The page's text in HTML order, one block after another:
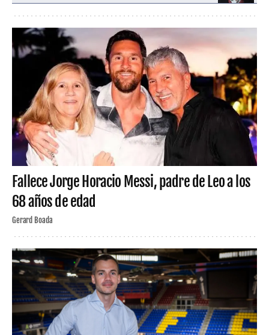
Fallece Jorge Horacio Messi, padre de Leo a los
68 años de edad
Gerard Boada